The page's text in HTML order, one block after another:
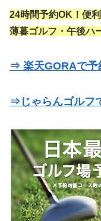
24時間予約OK！便
薄暮ゴルフ・午後ハ
⇒ 楽天GORAで予
⇒じゃらんゴルフ